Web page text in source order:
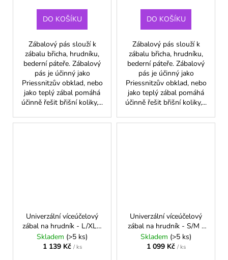
DO KOŠÍKU
Zábalový pás slouží k
zábalu břicha, hrudníku,
bederní páteře. Zábalový
pás je účinný jako
Priessnitzův obklad, nebo
jako teplý zábal pomáhá
účinně řešit břišní koliky,...
DO KOŠÍKU
Zábalový pás slouží k
zábalu břicha, hrudníku,
bederní páteře. Zábalový
pás je účinný jako
Priessnitzův obklad, nebo
jako teplý zábal pomáhá
účinně řešit břišní koliky,...
Univerzální víceúčelový
zábal na hrudník - L/XL -
Zelená
Skladem (>5 ks)
1 139 Kč / ks
Univerzální víceúčelový
zábal na hrudník - S/M -
Modrá
Skladem (>5 ks)
1 099 Kč / ks